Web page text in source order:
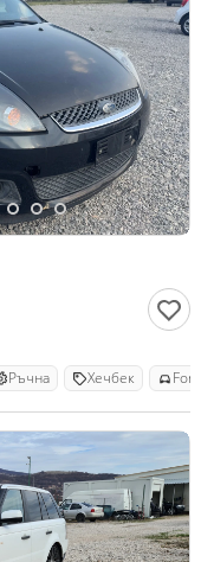
Ръчна Хечбек Ford